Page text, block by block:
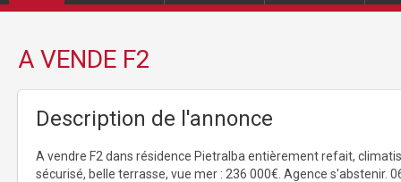
A VENDE F2
Description de l'annonce
A vendre F2 dans résidence Pietralba entièrement refait,
sécurisé, belle terrasse, vue mer : 236 000€. Agence s'abstenir.